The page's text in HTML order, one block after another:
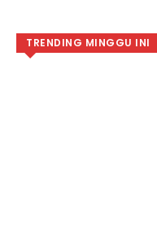
TRENDING MINGGU INI